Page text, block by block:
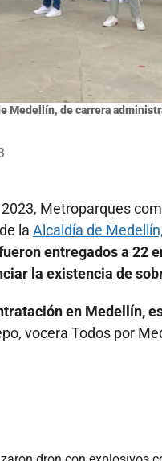
Medellín, de carrera
Metroparques
la Alcaldía de Medellín,
entregados a 22
la existencia de
en Medellín,
vocera Todos por